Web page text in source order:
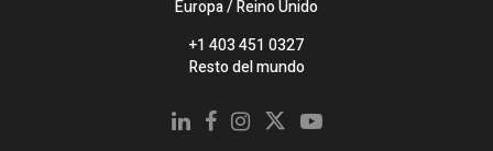
Europa / Reino Unido
+1 403 451 0327
Resto del mundo